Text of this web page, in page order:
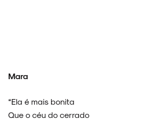
Mara
“Ela é mais bonita
Que o céu do cerrado